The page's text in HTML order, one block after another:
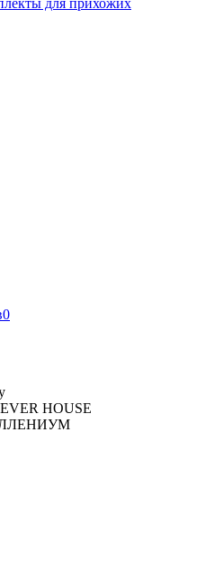
для прихожих
0
HOUSE